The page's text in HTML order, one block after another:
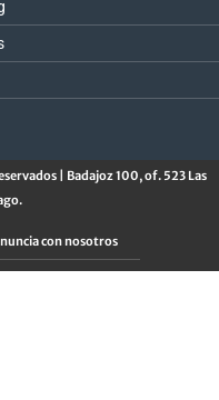
| Badajoz 100, of. 523 Las
con nosotros